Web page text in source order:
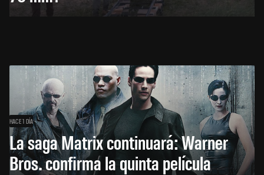
HACE 1 DÍA
La saga Matrix continuará: Warner
Bros. confirma la quinta película